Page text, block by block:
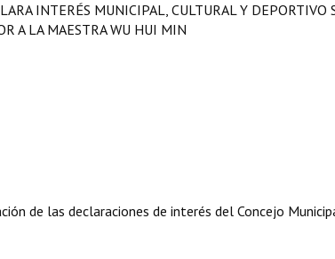
INTERÉS MUNICIPAL, CULTURAL Y DEPORTIVO
A LA MAESTRA WU HUI MIN
de las declaraciones de interés del Concejo